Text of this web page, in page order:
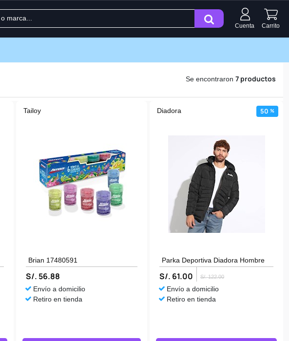
Cuenta
Carrito
Se encontraron 7 productos
Tailoy
Brian 17480591
S/. 56.88
Envío a domicilio
Retiro en tienda
Diadora 50 %
Parka Deportiva Diadora Hombre
S/. 61.00 S/. 122.00
Envío a domicilio
Retiro en tienda